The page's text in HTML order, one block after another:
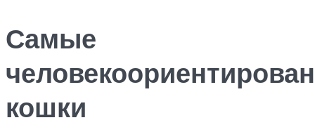
Самые
кошки